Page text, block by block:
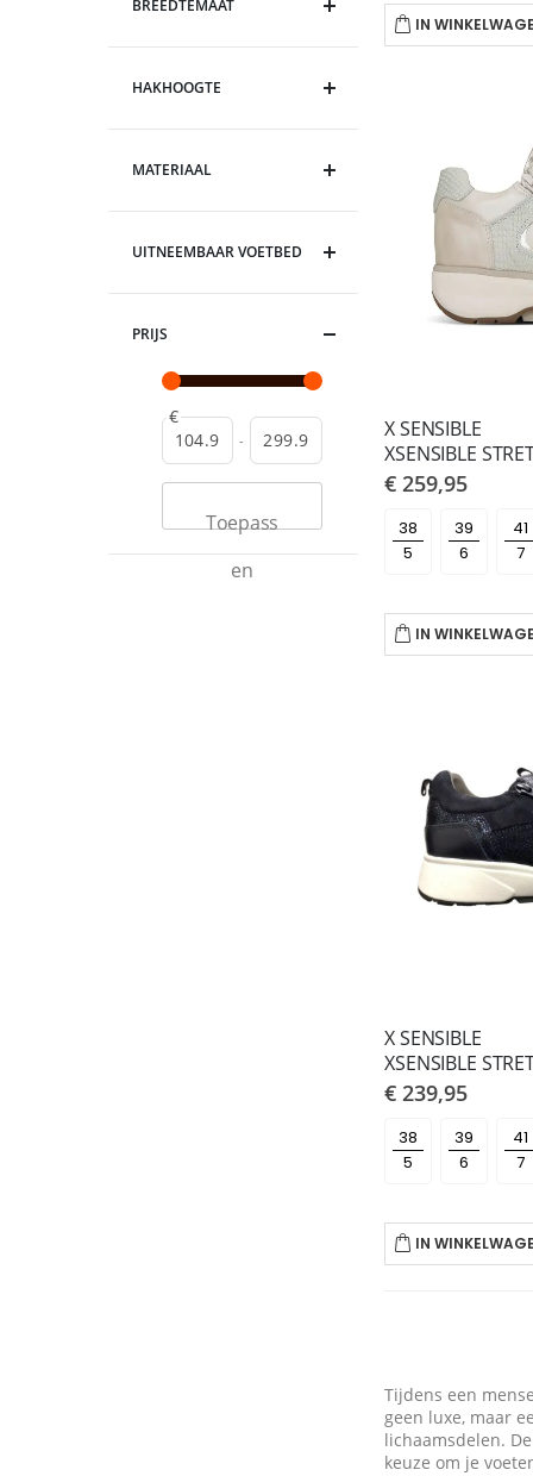
IN
X SENSIBLE
€ 259,95
38 39 41
IN
X SENSIBLE
€ 239,95
38 39 41
IN
Tijdens een
geen luxe, maar
lichaamsdelen.
keuze om je
BREEDTEMAAT
HAKHOOGTE
MATERIAAL
UITNEEMBAAR VOETBED
PRIJS
€
-
Toepass
en